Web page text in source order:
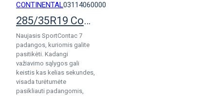
CONTINENTAL03114060000
285/35R19 Continental SportContact 7
Naujasis SportContac 7
padangos, kuriomis galite
pasitikėti. Kadangi
važiavimo sąlygos gali
keistis kas kelias sekundes,
visada turėtumėte
pasikliauti padangomis,